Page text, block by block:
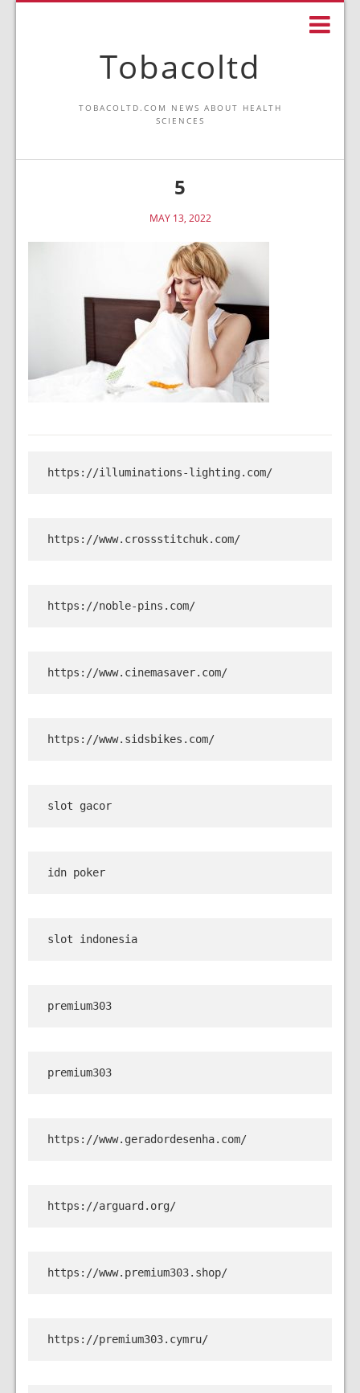
Tobacoltd
TOBACOLTD.COM NEWS ABOUT HEALTH
SCIENCES
5
MAY 13, 2022
https://illuminations-lighting.com/
https://www.crossstitchuk.com/
https://noble-pins.com/
https://www.cinemasaver.com/
https://www.sidsbikes.com/
slot gacor
idn poker
slot indonesia
premium303
premium303
https://www.geradordesenha.com/
https://arguard.org/
https://www.premium303.shop/
https://premium303.cymru/